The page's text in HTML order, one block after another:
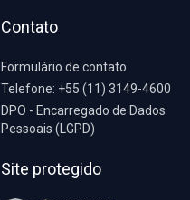
Contato
Formulário de contato
Telefone: +55 (11) 3149-4600
DPO - Encarregado de Dados
Pessoais (LGPD)
Site protegido